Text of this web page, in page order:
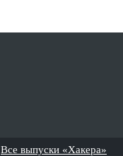
Все выпуски «Хакера»